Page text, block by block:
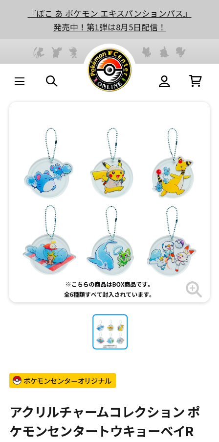
『ぽこ あ ポケモン エキスパンションパス』
発売中！第1弾は8月5日配信！
ポケモンセンターオリジナル
アクリルチャームコレクション ポ
ケモンセンタートウキョーベイR